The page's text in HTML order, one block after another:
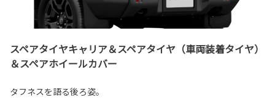
スペアタイヤキャリア＆スペアタイヤ（車両装着タイヤ）
＆スペアホイールカバー
タフネスを語る後ろ姿。